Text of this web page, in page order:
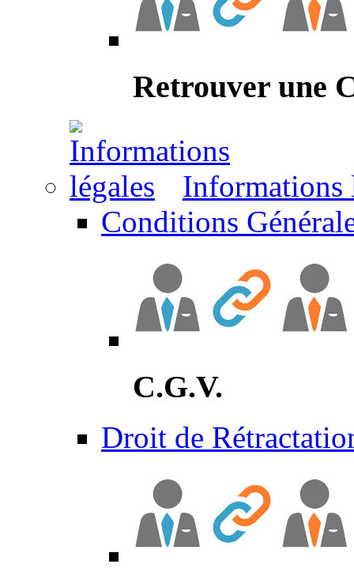
Retrouver une
Informations
Conditions
C.G.V.
Droit de